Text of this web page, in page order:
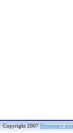
Copyright 2007 Интернет-